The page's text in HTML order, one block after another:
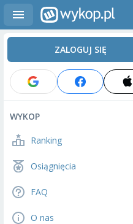
ZALOGUJ SIĘ
WYKOP
Ranking
Osiągnięcia
FAQ
O nas